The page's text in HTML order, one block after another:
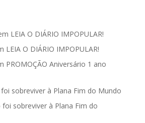
LEIA O DIÁRIO IMPOPULAR!
LEIA O DIÁRIO IMPOPULAR!
PROMOÇÃO Aniversário 1 ano
sobreviver à Plana Fim do Mundo
foi sobreviver à Plana Fim do